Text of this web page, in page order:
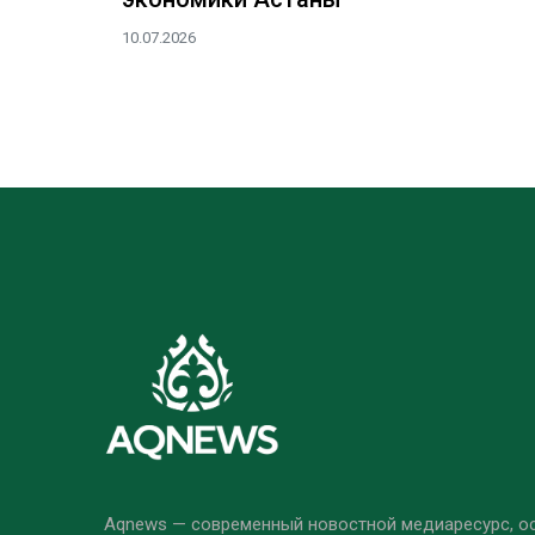
10.07.2026
Aqnews — современный новостной медиаресурс,